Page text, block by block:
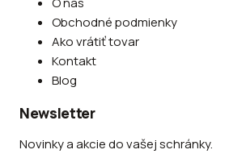
Obchodné podmienky
Ako vrátiť tovar
Kontakt
Blog
Newsletter
Novinky a akcie do vašej schránky.